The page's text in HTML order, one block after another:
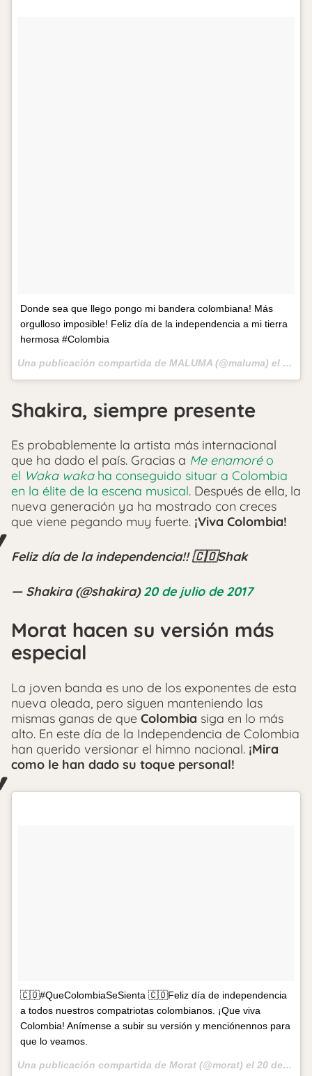
Donde sea que llego pongo mi bandera colombiana! Más
orgulloso imposible! Feliz día de la independencia a mi tierra
hermosa #Colombia
Una publicación compartida de MALUMA (@maluma) el
20 de
Shakira, siempre presente
Es probablemente la artista más internacional
que ha dado el país. Gracias a Me enamoréo
el Waka wakaha conseguido situar a Colombia
en la élite de la escena musical. Después de ella, la
nueva generación ya ha mostrado con creces
que viene pegando muy fuerte. ¡Viva Colombia!
Feliz día de la independencia!! 🇨🇴Shak
— Shakira (@shakira)20 de julio de 2017
Morat hacen su versión más
especial
La joven banda es uno de los exponentes de esta
nueva oleada, pero siguen manteniendo las
mismas ganas de que Colombia siga en lo más
alto. En este día de la Independencia de Colombia
han querido versionar el himno nacional. ¡Mira
como le han dado su toque personal!
🇨🇴#QueColombiaSeSienta 🇨🇴Feliz día de independencia
a todos nuestros compatriotas colombianos. ¡Que viva
Colombia! Anímense a subir su versión y menciónennos para
que lo veamos.
Una publicación compartida de Morat (@morat) el 20 de Jul de 2017 a la(s) 2:57 PDT